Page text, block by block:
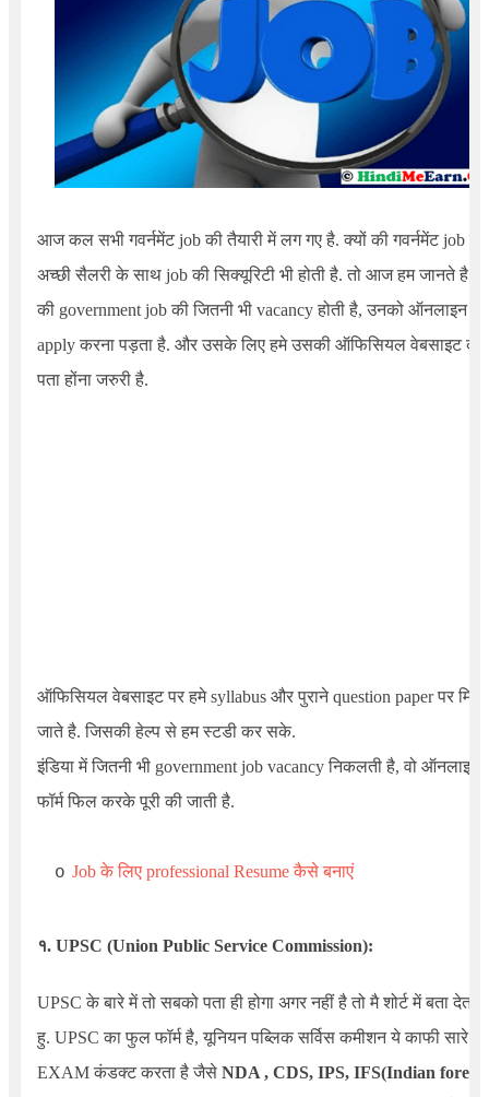
आज कल सभी गवर्नमेंट job की तैयारी में लग गए है. क्यों की गवर्नमेंट job में
अच्छी सैलरी के साथ job की सिक्यूरिटी भी होती है. तो आज हम जानते है
की government job की जितनी भी vacancy होती है, उनको ऑनलाइन
apply करना पड़ता है. और उसके लिए हमे उसकी ऑफिसियल वेबसाइट का
पता होंना जरुरी है.
ऑफिसियल वेबसाइट पर हमे syllabus और पुराने question paper पर मिल
जाते है. जिसकी हेल्प से हम स्टडी कर सके.
इंडिया में जितनी भी government job vacancy निकलती है, वो ऑनलाइन
फॉर्म फिल करके पूरी की जाती है.
o Job के लिए professional Resume कैसे बनाएं
१. UPSC (Union Public Service Commission):
UPSCके बारे में तो सबको पता ही होगा अगर नहीं है तो मै शोर्ट में बता देता
हु. UPSC का फुल फॉर्म है, यूनियन पब्लिक सर्विस कमीशन ये काफी सारे
EXAM कंडक्ट करता है जैसे NDA , CDS, IPS, IFS(Indian forest